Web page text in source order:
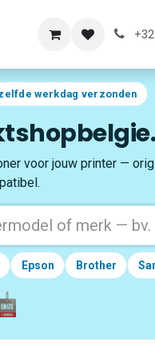
werkdag verzonden
voor jouw printer —
Epson Brother